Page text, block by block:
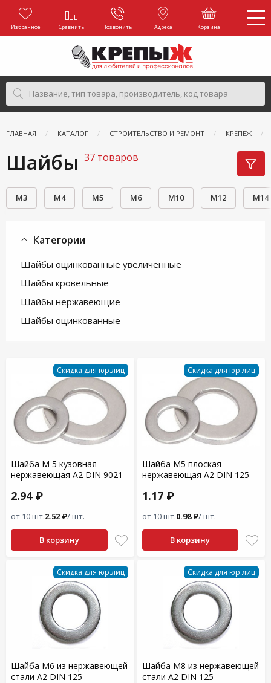
Избранное Сравнить Позвонить Адреса Корзина
ГЛАВНАЯ КАТАЛОГ СТРОИТЕЛЬСТВО И РЕМОНТ КРЕПЕЖ
Шайбы 37 товаров
М3 М4 М5 М6 М10 М12 М14
Категории
Шайбы оцинкованные увеличенные
Шайбы кровельные
Шайбы нержавеющие
Шайбы оцинкованные
Скидка для юр.лиц
Шайба M 5 кузовная
нержавеющая A2 DIN 9021
2.94 ₽
от 10 шт.2.52 ₽/ шт.
В корзину
Скидка для юр.лиц
Шайба М5 плоская
нержавеющая A2 DIN 125
1.17 ₽
от 10 шт.0.98 ₽/ шт.
В корзину
Скидка для юр.лиц
Шайба М6 из нержавеющей
стали А2 DIN 125
Скидка для юр.лиц
Шайба М8 из нержавеющей
стали А2 DIN 125